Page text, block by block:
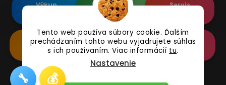
Tento web používa súbory cookie. Ďalším
prechádzaním tohto webu vyjadrujete súhlas
s ich používaním. Viac informácií tu.
Nastavenie
Výkup
Renovované
Apple's
Servis
Renovované
Samsung's
Doplnkové
Príslušenstvo
Online
Reklamácia
🔧 💰